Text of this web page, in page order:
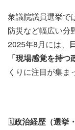
衆議院議員選挙で
防災など幅広い分
2025年8月には、
「現場感覚を持つ
くりに注目が集ま
🗓️政治経歴（選挙